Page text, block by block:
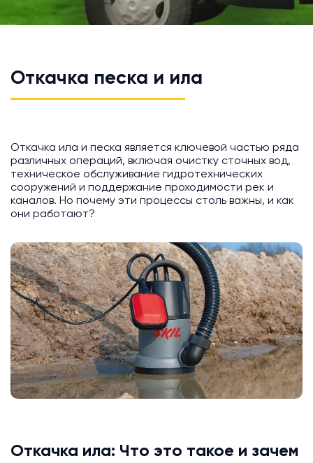
Откачка песка и ила
Откачка ила и песка является ключевой частью ряда
различных операций, включая очистку сточных вод,
техническое обслуживание гидротехнических
сооружений и поддержание проходимости рек и
каналов. Но почему эти процессы столь важны, и как
они работают?
Откачка ила: Что это такое и зачем